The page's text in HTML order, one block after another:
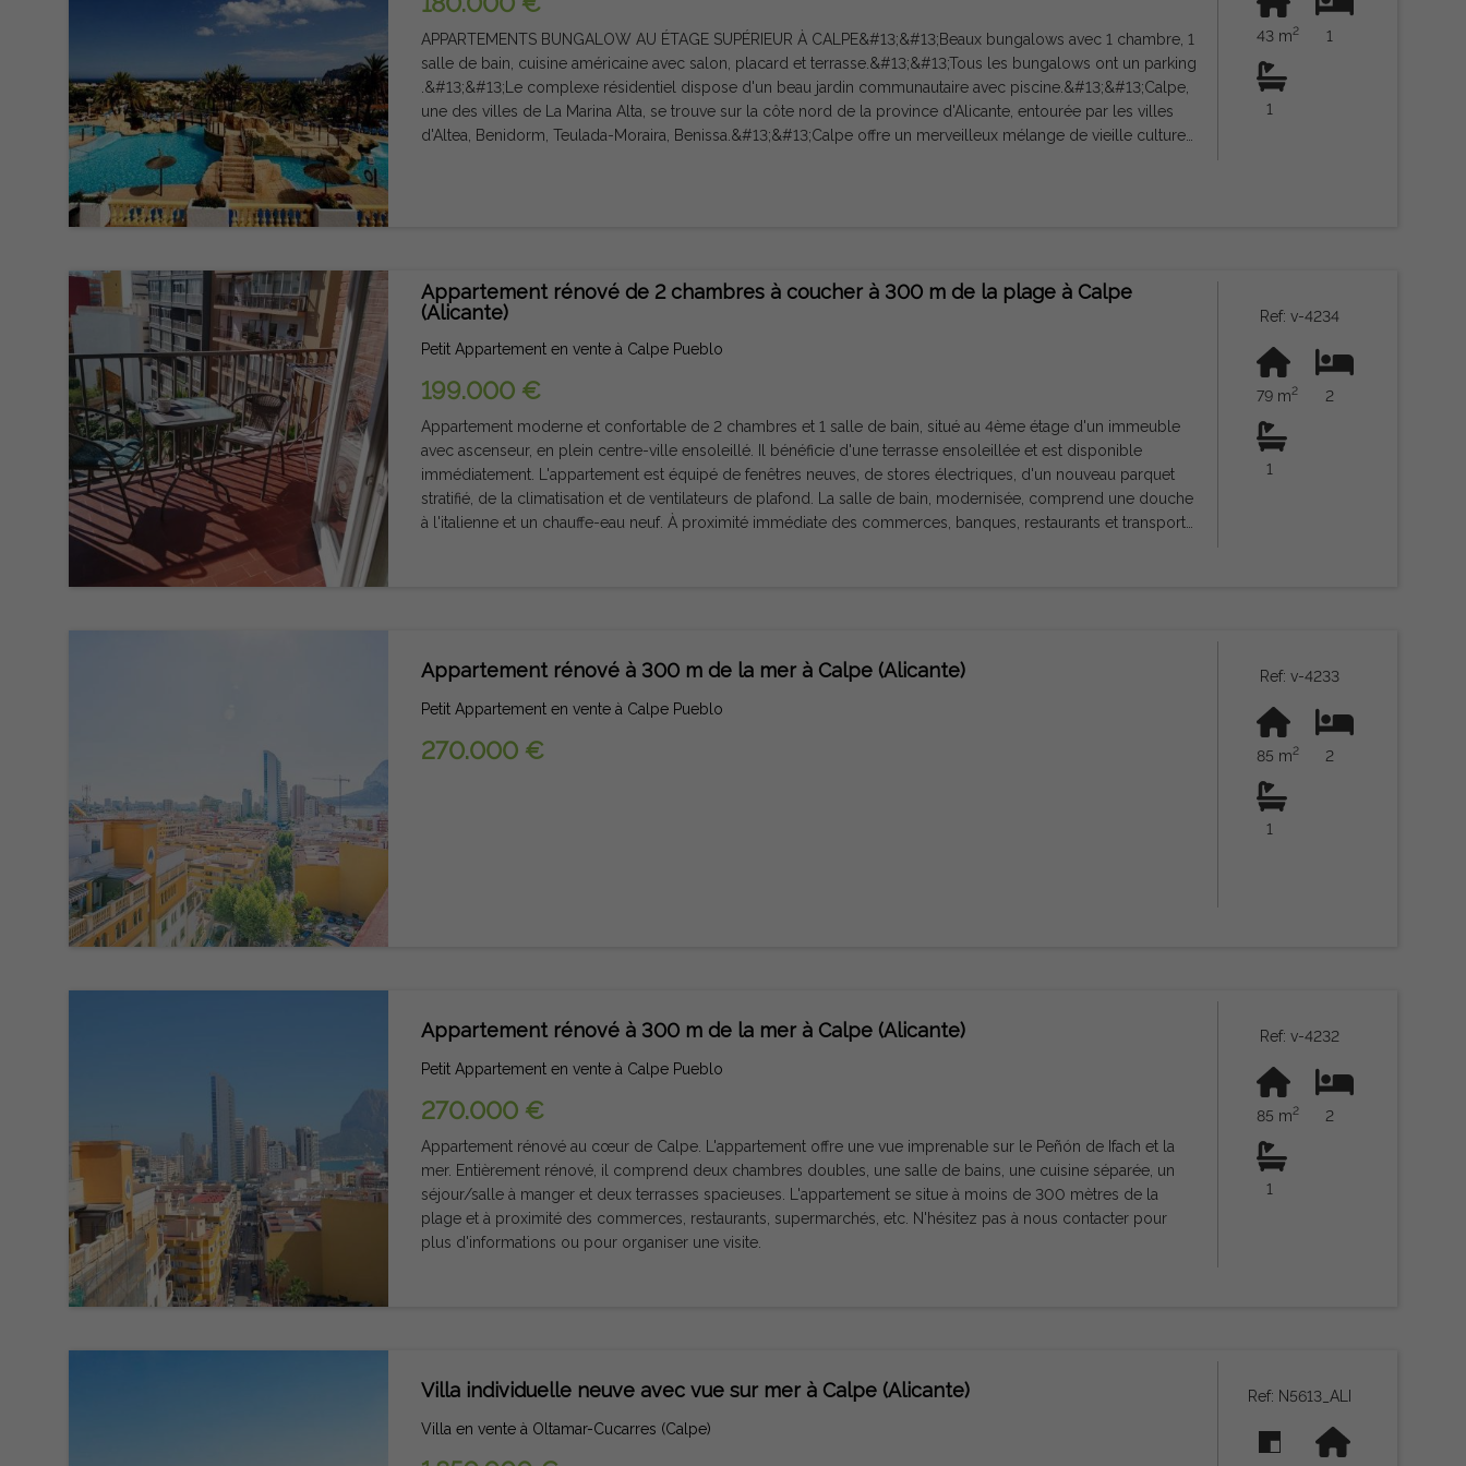
nouveau programme immobilier à Calpe offre un rapport qualité-prix et un style de vie exceptionnels.
Contactez-nous dès maintenant pour obtenir plus d'informations ou pour organiser une
visite.&#13;&#13;&#13;247
APPARTEMENTS BUNGALOW AU ÉTAGE SUPÉRIEUR À CALPE&#13;&#13;Beaux bungalows avec 1 chambre, 1
salle de bain, cuisine américaine avec salon, placard et terrasse.&#13;&#13;Tous les bungalows ont un parking
.&#13;&#13;Le complexe résidentiel dispose d'un beau jardin communautaire avec piscine.&#13;&#13;Calpe,
une des villes de La Marina Alta, se trouve sur la côte nord de la province d'Alicante, entourée par les villes
d'Altea, Benidorm, Teulada-Moraira, Benissa.&#13;&#13;Calpe offre un merveilleux mélange de vieille culture
N332 qui relie Valence à Alicante ; il se trouve à environ une heure de route de l'aéroport d'Alicante et à une
heure et demie de celui de Valence.&#13;&#13;&#13;247
43 m2 1
1
Appartement rénové de 2 chambres à coucher à 300 m de la plage à Calpe
(Alicante)
Petit Appartement en vente à Calpe Pueblo
199.000 €
Appartement moderne et confortable de 2 chambres et 1 salle de bain, situé au 4ème étage d'un immeuble
avec ascenseur, en plein centre-ville ensoleillé. Il bénéficie d'une terrasse ensoleillée et est disponible
immédiatement. L'appartement est équipé de fenêtres neuves, de stores électriques, d'un nouveau parquet
stratifié, de la climatisation et de ventilateurs de plafond. La salle de bain, modernisée, comprend une douche
à l'italienne et un chauffe-eau neuf. À proximité immédiate des commerces, banques, restaurants et transports
Ref: v-4234
79 m2 2
1
Appartement rénové à 300 m de la mer à Calpe (Alicante)
Petit Appartement en vente à Calpe Pueblo
270.000 €
Ref: v-4233
85 m2 2
1
Appartement rénové à 300 m de la mer à Calpe (Alicante)
Petit Appartement en vente à Calpe Pueblo
270.000 €
Appartement rénové au cœur de Calpe. L'appartement offre une vue imprenable sur le Peñón de Ifach et la
mer. Entièrement rénové, il comprend deux chambres doubles, une salle de bains, une cuisine séparée, un
séjour/salle à manger et deux terrasses spacieuses. L'appartement se situe à moins de 300 mètres de la
plage et à proximité des commerces, restaurants, supermarchés, etc. N'hésitez pas à nous contacter pour
plus d'informations ou pour organiser une visite.
Ref: v-4232
85 m2 2
1
Villa individuelle neuve avec vue sur mer à Calpe (Alicante)
Villa en vente à Oltamar-Cucarres (Calpe)
Ref: N5613_ALI